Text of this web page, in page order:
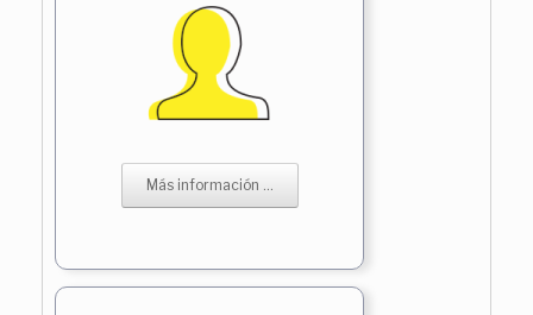
Más información ...